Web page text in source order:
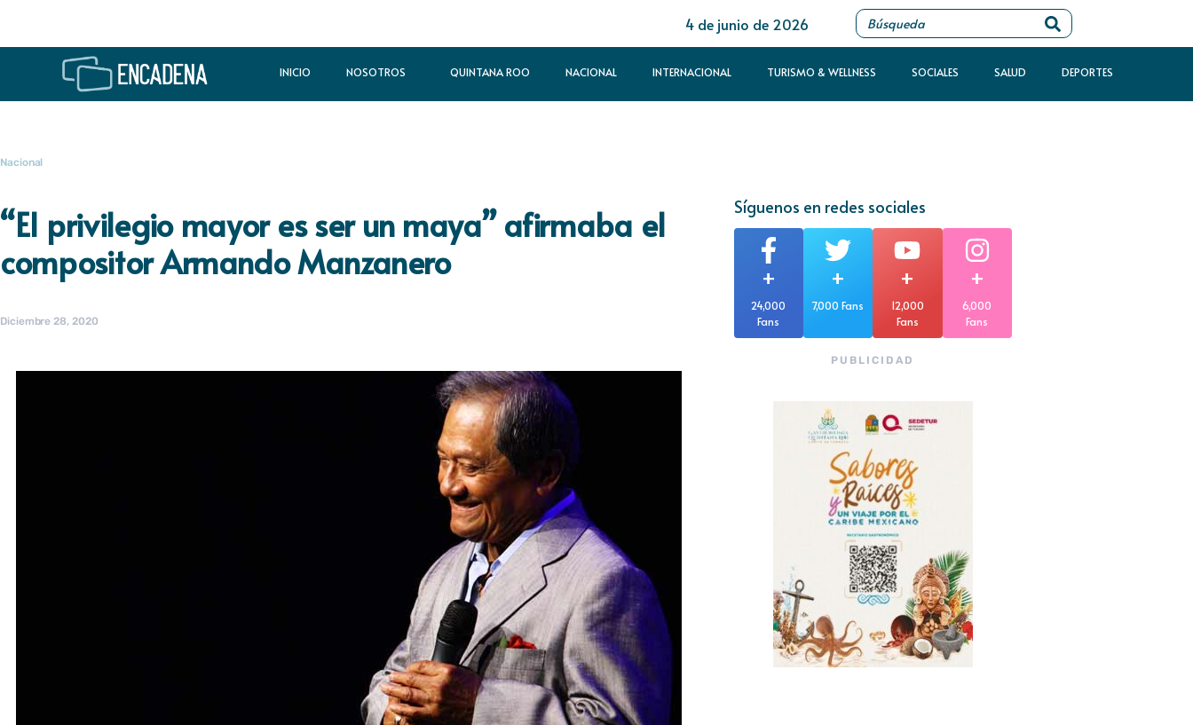
4 de junio de 2026
INICIO NOSOTROS QUINTANA ROO NACIONAL INTERNACIONAL TURISMO & WELLNESS SOCIALES SALUD DEPORTES
Nacional
“El privilegio mayor es ser un maya” afirmaba el
compositor Armando Manzanero
Diciembre 28, 2020
Síguenos en redes sociales
+
24,000
Fans
+
7,000 Fans
+
12,000
Fans
+
6,000
Fans
PUBLICIDAD